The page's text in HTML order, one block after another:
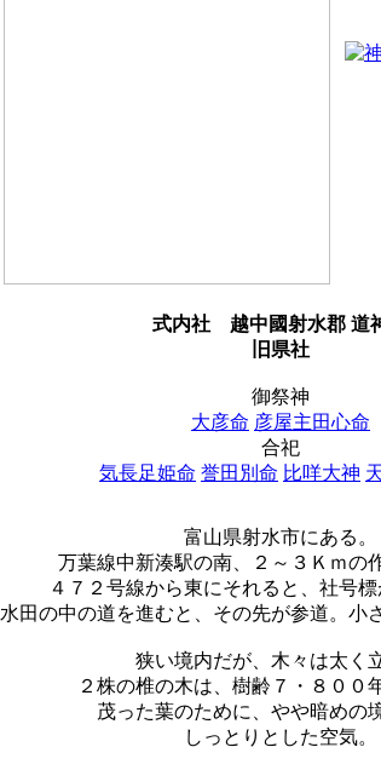
式内社
越中國射水郡 道
旧県社
御祭神
大彦命 彦屋主田心命
合祀
気長足姫命 誉田別命 比咩大神
富山県射水市にある。
万葉線中新湊駅の南、２～３Ｋｍの
４７２号線から東にそれると、社号標
水田の中の道を進むと、その先が参道。小
狭い境内だが、木々は太く
２株の椎の木は、樹齢７・８００
茂った葉のために、やや暗めの
しっとりとした空気。